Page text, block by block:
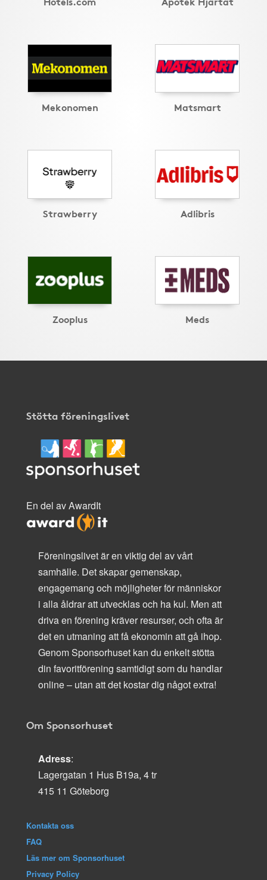
Mekonomen Matsmart
Strawberry Adlibris
Zooplus Meds
Stötta föreningslivet
En del av AwardIt
Föreningslivet är en viktig del av vårt
samhälle. Det skapar gemenskap,
engagemang och möjligheter för människor
i alla åldrar att utvecklas och ha kul. Men att
driva en förening kräver resurser, och ofta är
det en utmaning att få ekonomin att gå ihop.
Genom Sponsorhuset kan du enkelt stötta
din favoritförening samtidigt som du handlar
online – utan att det kostar dig något extra!
Om Sponsorhuset
Adress:
Lagergatan 1 Hus B19a, 4 tr
415 11 Göteborg
Kontakta oss
FAQ
Läs mer om Sponsorhuset
Privacy Policy